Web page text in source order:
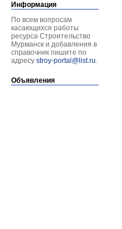
Информация
По всем вопросам
касающихся работы
ресурса Строительство
Мурманск и добавления в
справочник пишите по
адресу stroy-portal@list.ru.
Объявления